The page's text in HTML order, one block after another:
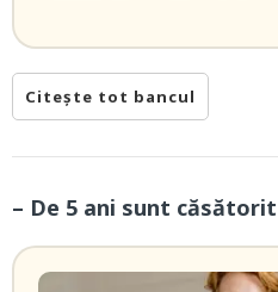
Citește tot bancul
– De 5 ani sunt